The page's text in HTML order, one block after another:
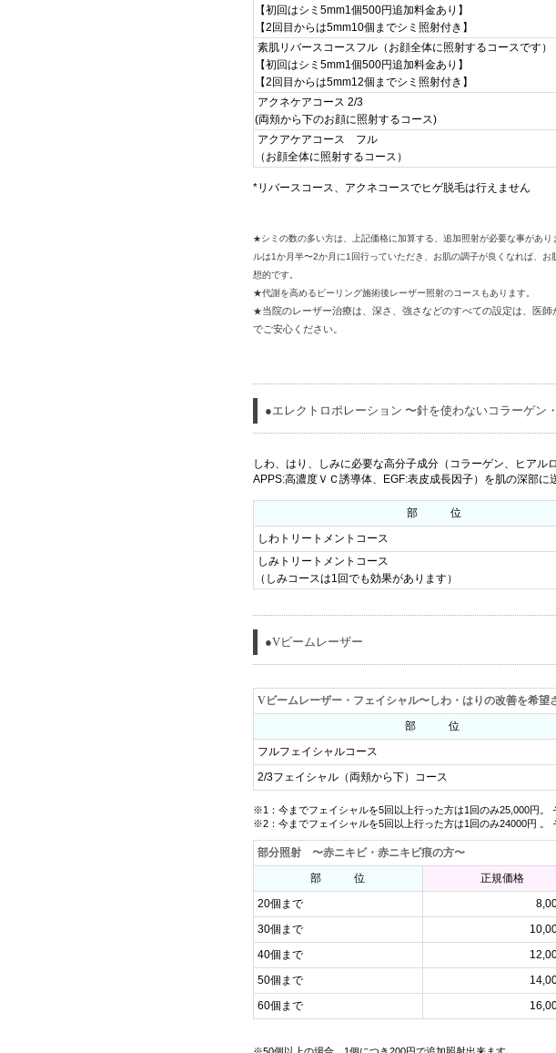
【初回はシミ5mm1個500円追加料金あり】
【2回目からは5mm10個までシミ照射付き】
素肌リバースコースフル（お顔全体に照射するコースです）
【初回はシミ5mm1個500円追加料金あり】
【2回目からは5mm12個までシミ照射付き】
アクネケアコース 2/3
(両頬から下のお顔に照射するコース)
アクアケアコース フル
（お顔全体に照射するコース）
*リバースコース、アクネコースでヒゲ脱毛は行えません
★ シミの数の多い方は、上記価格に加算する、追加照射が必要な事があ
ルは1か月半〜2か月に1回行っていただき、お肌の調子が良くなれば、
想的です。
★代謝を高めるピーリング施術後レーザー照射のコースもあります。
★当院のレーザー治療は、深さ、強さなどのすべての設定は、医
でご安心ください。
●エレクトロポレーション 〜針を使わないコラーゲン
しわ、はり、しみに必要な高分子成分（コラーゲン、ヒアル
APPS:高濃度ＶＣ誘導体、EGF:表皮成長因子）を肌の深部に
部 位
しわトリートメントコース
しみトリートメントコース
（しみコースは1回でも効果があります）
●Vビームレーザー
Vビームレーザー・フェイシャル〜しわ・はりの改善を希望
部 位
フルフェイシャルコース
2/3フェイシャル（両頬から下）コース
※1：今までフェイシャルを5回以上行った方は1回のみ25,000円。
※2：今までフェイシャルを5回以上行った方は1回のみ24000円 。
部分照射 〜赤ニキビ・赤ニキビ痕の方〜
部 位
正規価格
20個まで
30個まで
40個まで
50個まで
60個まで